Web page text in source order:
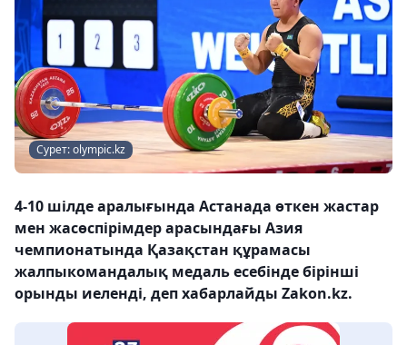
Сурет: olympic.kz
4-10 шілде аралығында Астанада өткен жастар
мен жасөспірімдер арасындағы Азия
чемпионатында Қазақстан құрамасы
жалпыкомандалық медаль есебінде бірінші
орынды иеленді, деп хабарлайды Zakon.kz.